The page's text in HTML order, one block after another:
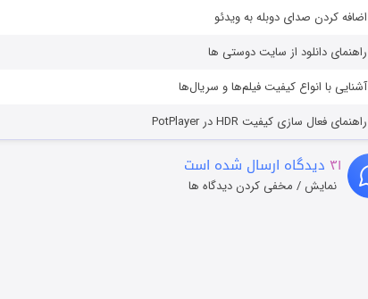
اضافه کردن صدای دوبله به ویدئو
راهنمای دانلود از سایت دوستی ها
آشنایی با انواع کیفیت فیلم‌ها و سریال‌ها
راهنمای فعال سازی کیفیت HDR در PotPlayer
۳۱ دیدگاه ارسال شده است
نمایش / مخفی کردن دیدگاه ها